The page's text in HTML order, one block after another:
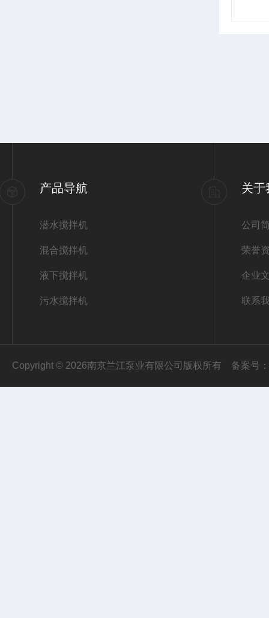
产品导航
潜水搅拌机
混合搅拌机
液下搅拌机
污水搅拌机
关于
公司
荣誉
企业
联系
Copyright © 2026南京兰江泵业有限公司版权所有 备案号